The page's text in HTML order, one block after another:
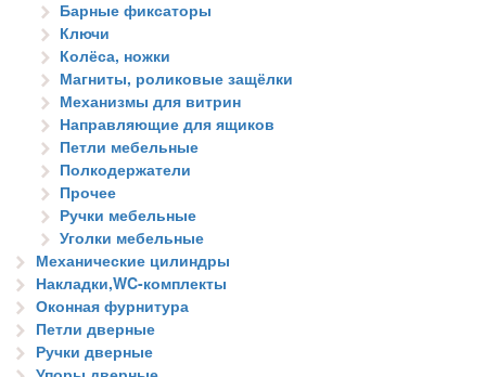
Барные фиксаторы
Ключи
Колёса, ножки
Магниты, роликовые защёлки
Механизмы для витрин
Направляющие для ящиков
Петли мебельные
Полкодержатели
Прочее
Ручки мебельные
Уголки мебельные
Механические цилиндры
Накладки,WC-комплекты
Оконная фурнитура
Петли дверные
Ручки дверные